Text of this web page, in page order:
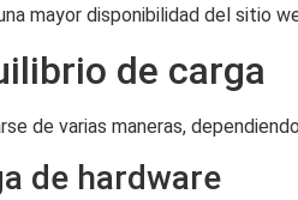
mayor disponibilidad del sitio
de carga
de varias maneras,
de hardware